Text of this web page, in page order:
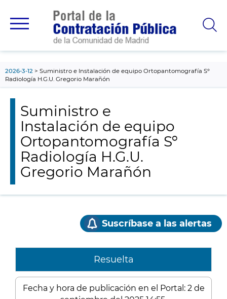
principal
2026-3-12
Suministro e Instalación de equipo Ortopantomografía Sº
Radiología H.G.U. Gregorio Marañón
Suministro e
Instalación de equipo
Ortopantomografía Sº
Radiología H.G.U.
Gregorio Marañón
Suscríbase a las alertas
Resuelta
Fecha y hora de publicación en el Portal: 2 de